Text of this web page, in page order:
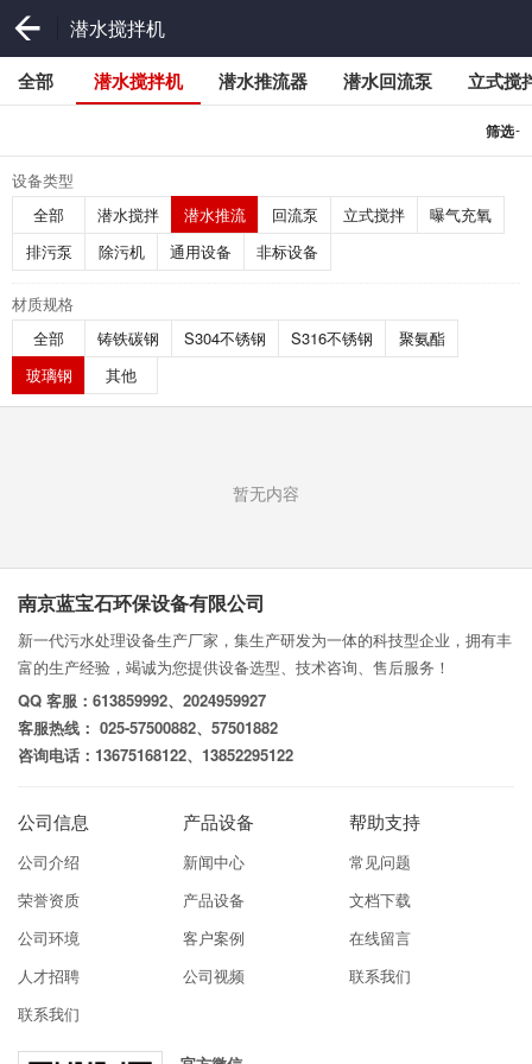
潜水搅拌机
全部 潜水搅拌机 潜水推流器 潜水回流泵 立式搅
筛选-
设备类型
全部
潜水搅拌 潜水推流 回流泵 立式搅拌
曝气充氧
排污泵
除污机 通用设备 非标设备
材质规格
全部
铸铁碳钢 S304不锈钢 S316不锈钢
聚氨酯
玻璃钢
其他
暂无内容
南京蓝宝石环保设备有限公司
新一代污水处理设备生产厂家，集生产研发为一体的科技型企业，拥有丰
富的生产经验，竭诚为您提供设备选型、技术咨询、售后服务！
QQ 客服：613859992、2024959927
客服热线： 025-57500882、57501882
咨询电话：13675168122、13852295122
公司信息
公司介绍
荣誉资质
公司环境
人才招聘
联系我们
产品设备
新闻中心
产品设备
客户案例
公司视频
帮助支持
常见问题
文档下载
在线留言
联系我们